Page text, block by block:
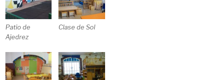
Patio de
Ajedrez
Clase de Sol